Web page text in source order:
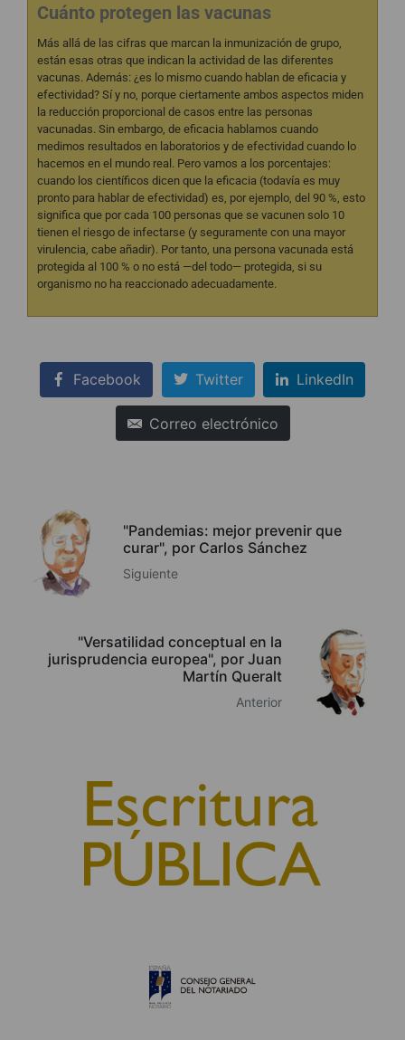
Cuánto protegen las vacunas
Más allá de las cifras que marcan la inmunización de grupo,
están esas otras que indican la actividad de las diferentes
vacunas. Además: ¿es lo mismo cuando hablan de eficacia y
efectividad? Sí y no, porque ciertamente ambos aspectos miden
la reducción proporcional de casos entre las personas
vacunadas. Sin embargo, de eficacia hablamos cuando
medimos resultados en laboratorios y de efectividad cuando lo
hacemos en el mundo real. Pero vamos a los porcentajes:
cuando los científicos dicen que la eficacia (todavía es muy
pronto para hablar de efectividad) es, por ejemplo, del 90 %, esto
significa que por cada 100 personas que se vacunen solo 10
tienen el riesgo de infectarse (y seguramente con una mayor
virulencia, cabe añadir). Por tanto, una persona vacunada está
protegida al 100 % o no está —del todo— protegida, si su
organismo no ha reaccionado adecuadamente.
Facebook Twitter LinkedIn
Correo electrónico
"Pandemias: mejor prevenir que
curar", por Carlos Sánchez
Siguiente
"Versatilidad conceptual en la
jurisprudencia europea", por Juan
Martín Queralt
Anterior